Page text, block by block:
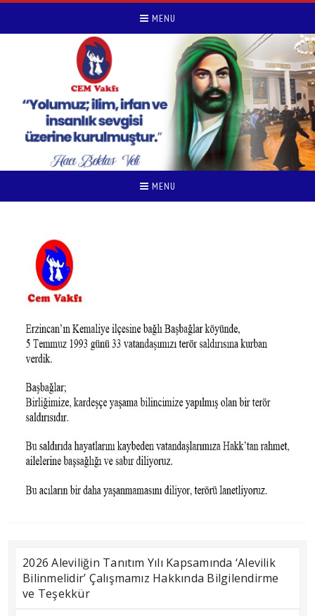
MENU
MENU
2026 Aleviliğin Tanıtım Yılı Kapsamında ‘Alevilik
Bilinmelidir’ Çalışmamız Hakkında Bilgilendirme
ve Teşekkür